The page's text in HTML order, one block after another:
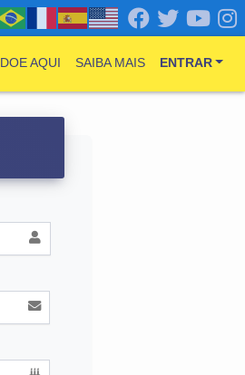
DOE AQUI SAIBA MAIS ENTRAR